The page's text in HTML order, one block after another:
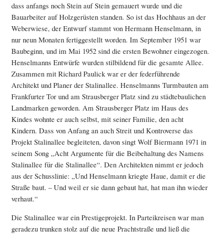
dass anfangs noch Stein auf Stein gemauert wurde und die
Bauarbeiter auf Holzgerüsten standen. So ist das Hochhaus an der
Weberwiese, der Entwurf stammt von Hermann Henselmann, in
nur neun Monaten fertiggestellt worden. Im September 1951 war
Baubeginn, und im Mai 1952 sind die ersten Bewohner eingezogen.
Henselmanns Entwürfe wurden stilbildend für die gesamte Allee.
Zusammen mit Richard Paulick war er der federführende
Architekt und Planer der Stalinallee. Henselmanns Turmbauten am
Frankfurter Tor und am Strausberger Platz sind zu städtebaulichen
Landmarken geworden. Am Strausberger Platz im Haus des
Kindes wohnte er auch selbst, mit seiner Familie, den acht
Kindern. Dass von Anfang an auch Streit und Kontroverse das
Projekt Stalinallee begleiteten, davon singt Wolf Biermann 1971 in
seinem Song „Acht Argumente für die Beibehaltung des Namens
Stalinallee für die Stalinallee“. Den Architekten nimmt er jedoch
aus der Schusslinie: „Und Henselmann kriegte Haue, damit er die
Straße baut. – Und weil er sie dann gebaut hat, hat man ihn wieder
verhaut.“
Die Stalinallee war ein Prestigeprojekt. In Parteikreisen war man
geradezu trunken stolz auf die neue Prachtstraße und ließ die